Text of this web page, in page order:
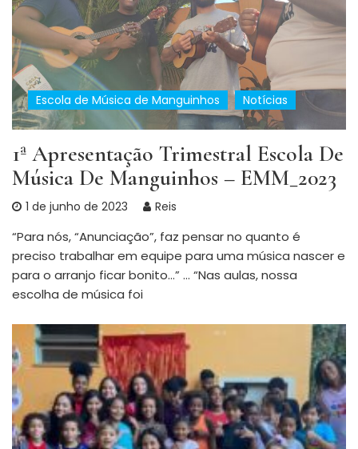
Escola de Música de Manguinhos Notícias
1ª Apresentação Trimestral Escola De
Música De Manguinhos – EMM_2023
1 de junho de 2023 Reis
“Para nós, “Anunciação”, faz pensar no quanto é
preciso trabalhar em equipe para uma música nascer e
para o arranjo ficar bonito…” … “Nas aulas, nossa
escolha de música foi